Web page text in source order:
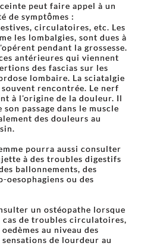
peut faire appel à un
de symptômes :
circulatoires, etc. Les
les lombalgies, sont dues à
pendant la grossesse.
antérieures qui viennent
des fascias sur les
lombaire. La sciatalgie
rencontrée. Le nerf
à l'origine de la douleur. Il
passage dans le muscle
des douleurs au
pourra aussi consulter
à des troubles digestifs
ballonnements, des
oesophagiens ou des
un ostéopathe lorsque
cas de troubles circulatoires,
au niveau des
de lourdeur au